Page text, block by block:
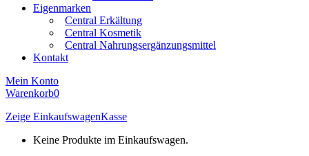
Eigenmarken
Central Erkältung
Central Kosmetik
Central Nahrungsergänzungsmittel
Kontakt
Mein Konto
Warenkorb0
Zeige EinkaufswagenKasse
Keine Produkte im Einkaufswagen.